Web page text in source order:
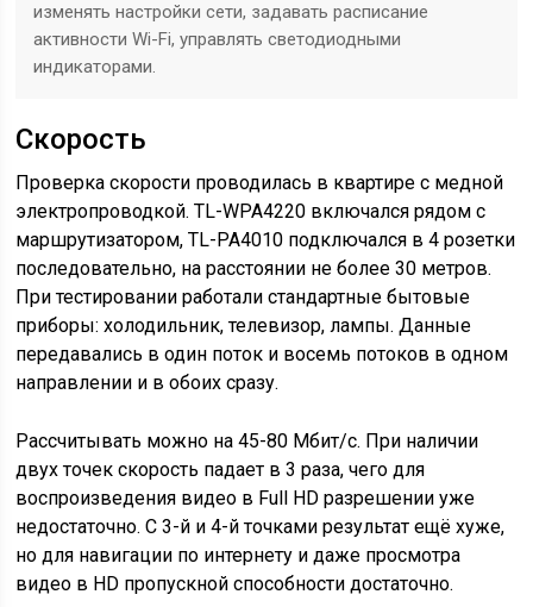
изменять настройки сети, задавать расписание
активности Wi-Fi, управлять светодиодными
индикаторами.
Скорость
Проверка скорости проводилась в квартире с медной
электропроводкой. TL-WPA4220 включался рядом с
маршрутизатором, TL-PA4010 подключался в 4 розетки
последовательно, на расстоянии не более 30 метров.
При тестировании работали стандартные бытовые
приборы: холодильник, телевизор, лампы. Данные
передавались в один поток и восемь потоков в одном
направлении и в обоих сразу.
Рассчитывать можно на 45-80 Мбит/с. При наличии
двух точек скорость падает в 3 раза, чего для
воспроизведения видео в Full HD разрешении уже
недостаточно. С 3-й и 4-й точками результат ещё хуже,
но для навигации по интернету и даже просмотра
видео в HD пропускной способности достаточно.